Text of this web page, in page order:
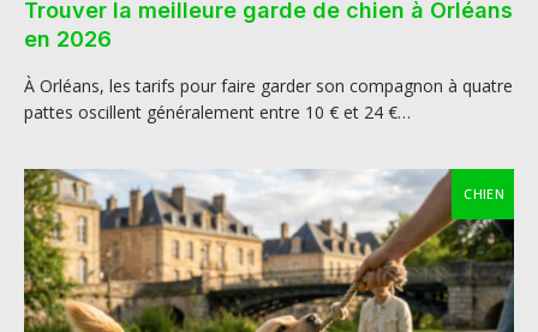
Trouver la meilleure garde de chien à Orléans
en 2026
À Orléans, les tarifs pour faire garder son compagnon à quatre
pattes oscillent généralement entre 10 € et 24 €…
CHIEN